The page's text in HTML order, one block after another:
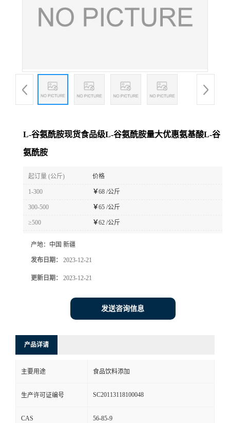
L-谷氨酰胺现货食品级L-谷氨酰胺量大优惠氨基酸L-谷
氨酰胺
起订量 (公斤) 价格
1-300 ￥68 /公斤
300-500 ￥65 /公斤
≥500 ￥62 /公斤
产地： 中国 新疆
发布日期： 2023-12-21
更新日期： 2023-12-21
发送咨询信息
产品详请
主要用途 食品饮料添加
生产许可证编号 SC20113118100048
CAS 56-85-9